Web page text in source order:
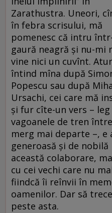
Zarathustra. Uneori,
în febra scrisului, mă
pomenesc că intru
gaură neagră și nu-mi
vine nici un cuvînt.
întind mîna după
Popescu sau după
Ursachi, cei care mă
și fur cîte-un vers – leg
vagoanele de tren
merg mai departe –, e
generoasă și de nobilă
această colaborare,
cu cei vechi care nu
fiindcă îi reînvii în
oamenilor. Dar să
peste asta.